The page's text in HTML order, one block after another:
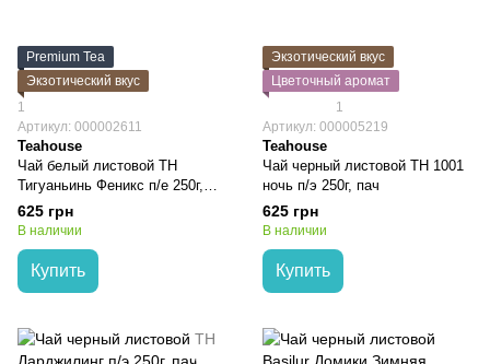
Premium Tea
Экзотический вкус
1
Артикул: 000002611
Teahouse
Чай белый листовой TH
Тигуаньинь Феникс п/е 250г,
пач
625 грн
В наличии
Купить
Экзотический вкус
Цветочный аромат
1
Артикул: 000005219
Teahouse
Чай черный листовой TH 1001
ночь п/э 250г, пач
625 грн
В наличии
Купить